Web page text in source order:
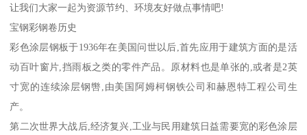
让我们大家一起为资源节约、环境友好做点事情吧!
宝钢彩钢卷历史
彩色涂层钢板于1936年在美国问世以后,首先应用于建筑方面的是活
动百叶窗片,挡雨板之类的零件产品。原材料也是单张的,或者是2英
寸宽的连续涂层钢辔,由美国阿姆柯钢铁公司和赫恩特工程公司生
产。
第二次世界大战后,经济复兴,工业与民用建筑日益需要宽的彩色涂层